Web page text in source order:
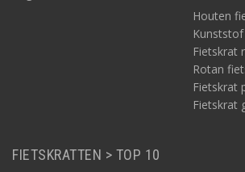
Houten
Fietskrat
Rotan
Fietskrat
Fietskrat
FIETSKRATTEN > TOP 10